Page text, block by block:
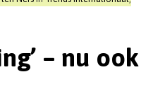
t
n
– nu ook